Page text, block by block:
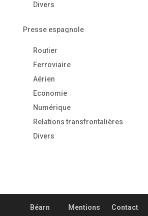
Divers
Presse espagnole
Routier
Ferroviaire
Aérien
Economie
Numérique
Relations transfrontalières
Divers
Béarn
Mentions
Contact